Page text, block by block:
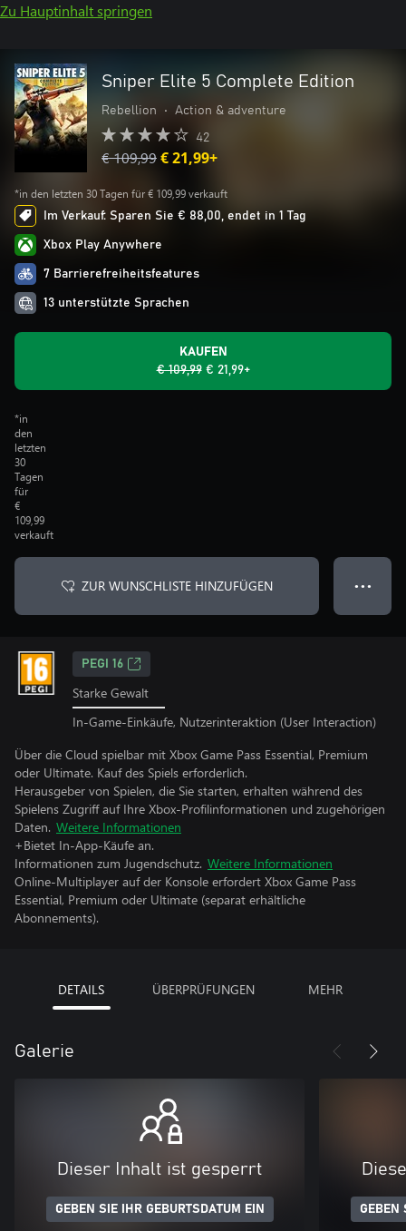
Zu Hauptinhalt springen
Sniper Elite 5 Complete Edition
Rebellion • Action & adventure
42
€ 109,99€ 21,99+
*in den letzten 30 Tagen für € 109,99 verkauft
Im Verkauf: Sparen Sie € 88,00, endet in 1 Tag
Xbox Play Anywhere
7 Barrierefreiheitsfeatures
13 unterstützte Sprachen
KAUFEN
€ 109,99 € 21,99+
*in
den
letzten
30
Tagen
für
€
109,99
verkauft
ZUR WUNSCHLISTE HINZUFÜGEN ● ● ●
PEGI 16
Starke Gewalt
In-Game-Einkäufe, Nutzerinteraktion (User Interaction)
Über die Cloud spielbar mit Xbox Game Pass Essential, Premium
oder Ultimate. Kauf des Spiels erforderlich.
Herausgeber von Spielen, die Sie starten, erhalten während des
Spielens Zugriff auf Ihre Xbox-Profilinformationen und zugehörigen
Daten. Weitere Informationen
+Bietet In-App-Käufe an.
Informationen zum Jugendschutz. Weitere Informationen
Online-Multiplayer auf der Konsole erfordert Xbox Game Pass
Essential, Premium oder Ultimate (separat erhältliche
Abonnements).
DETAILS ÜBERPRÜFUNGEN MEHR
Galerie
Dieser Inhalt ist gesperrt
GEBEN SIE IHR GEBURTSDATUM EIN GEBEN